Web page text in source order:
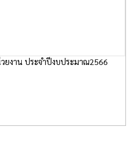
ยงาน ประจำปีงบประมาณ2566